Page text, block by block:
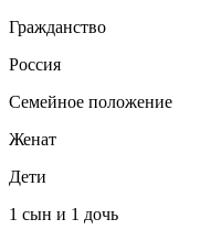
Гражданство
Россия
Семейное положение
Женат
Дети
1 сын и 1 дочь